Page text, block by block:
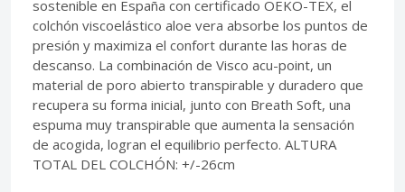
sostenible en España con certificado OEKO-TEX, el
colchón viscoelástico aloe vera absorbe los puntos de
presión y maximiza el confort durante las horas de
descanso. La combinación de Visco acu-point, un
material de poro abierto transpirable y duradero que
recupera su forma inicial, junto con Breath Soft, una
espuma muy transpirable que aumenta la sensación
de acogida, logran el equilibrio perfecto. ALTURA
TOTAL DEL COLCHÓN: +/-26cm